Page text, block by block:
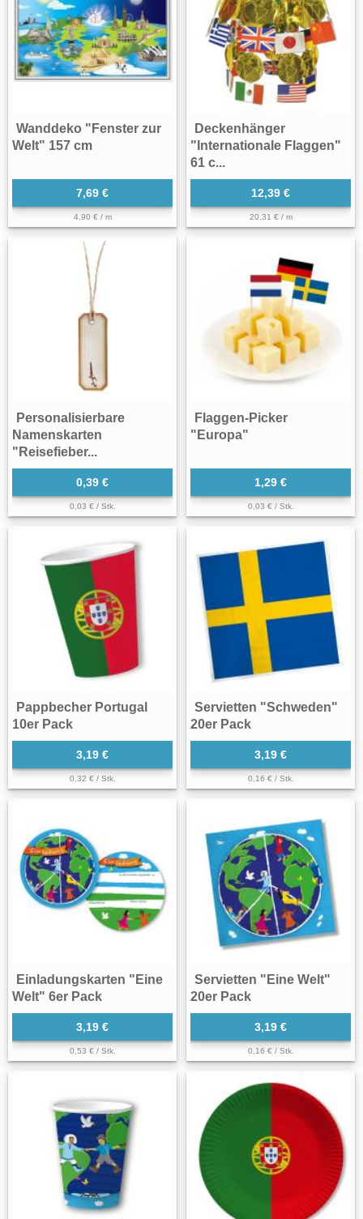
Wanddeko "Fenster zur
Welt" 157 cm
7,69 €
4,90 € / m
Deckenhänger
"Internationale Flaggen"
61 c...
12,39 €
20,31 € / m
Personalisierbare
Namenskarten
"Reisefieber...
0,39 €
0,03 € / Stk.
Flaggen-Picker
"Europa"
1,29 €
0,03 € / Stk.
Pappbecher Portugal
10er Pack
3,19 €
0,32 € / Stk.
Servietten "Schweden"
20er Pack
3,19 €
0,16 € / Stk.
Einladungskarten "Eine
Welt" 6er Pack
3,19 €
0,53 € / Stk.
Servietten "Eine Welt"
20er Pack
3,19 €
0,16 € / Stk.